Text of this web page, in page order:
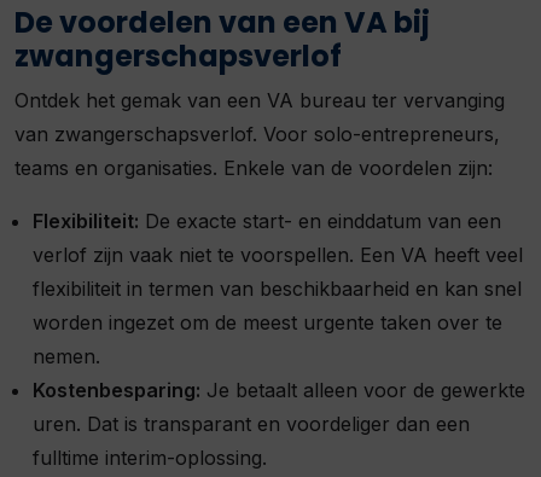
De voordelen van een VA bij
zwangerschapsverlof
Ontdek het gemak van een VA bureau ter vervanging
van zwangerschapsverlof. Voor solo-entrepreneurs,
teams en organisaties. Enkele van de voordelen zijn:
Flexibiliteit: De exacte start- en einddatum van een
verlof zijn vaak niet te voorspellen. Een VA heeft veel
flexibiliteit in termen van beschikbaarheid en kan snel
worden ingezet om de meest urgente taken over te
nemen.
Kostenbesparing: Je betaalt alleen voor de gewerkte
uren. Dat is transparant en voordeliger dan een
fulltime interim-oplossing.